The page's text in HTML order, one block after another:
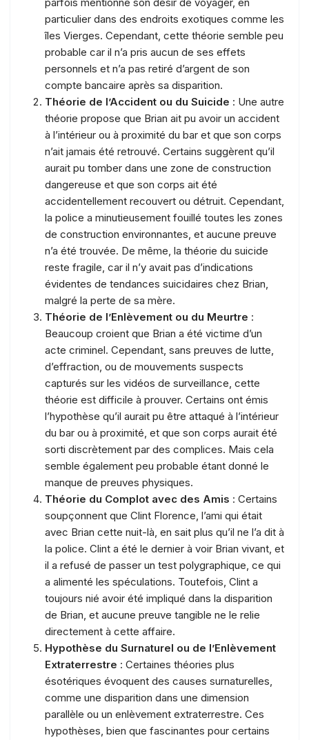
particulier dans des endroits exotiques comme les
îles Vierges. Cependant, cette théorie semble peu
probable car il n’a pris aucun de ses effets
personnels et n’a pas retiré d’argent de son
compte bancaire après sa disparition.
Théorie de l’Accident ou du Suicide : Une autre
théorie propose que Brian ait pu avoir un accident
à l’intérieur ou à proximité du bar et que son corps
n’ait jamais été retrouvé. Certains suggèrent qu’il
aurait pu tomber dans une zone de construction
dangereuse et que son corps ait été
accidentellement recouvert ou détruit. Cependant,
la police a minutieusement fouillé toutes les zones
de construction environnantes, et aucune preuve
n’a été trouvée. De même, la théorie du suicide
reste fragile, car il n’y avait pas d’indications
évidentes de tendances suicidaires chez Brian,
malgré la perte de sa mère.
Théorie de l’Enlèvement ou du Meurtre :
Beaucoup croient que Brian a été victime d’un
acte criminel. Cependant, sans preuves de lutte,
d’effraction, ou de mouvements suspects
capturés sur les vidéos de surveillance, cette
théorie est difficile à prouver. Certains ont émis
l’hypothèse qu’il aurait pu être attaqué à l’intérieur
du bar ou à proximité, et que son corps aurait été
sorti discrètement par des complices. Mais cela
semble également peu probable étant donné le
manque de preuves physiques.
Théorie du Complot avec des Amis : Certains
soupçonnent que Clint Florence, l’ami qui était
avec Brian cette nuit-là, en sait plus qu’il ne l’a dit à
la police. Clint a été le dernier à voir Brian vivant, et
il a refusé de passer un test polygraphique, ce qui
a alimenté les spéculations. Toutefois, Clint a
toujours nié avoir été impliqué dans la disparition
de Brian, et aucune preuve tangible ne le relie
directement à cette affaire.
Hypothèse du Surnaturel ou de l’Enlèvement
Extraterrestre : Certaines théories plus
ésotériques évoquent des causes surnaturelles,
comme une disparition dans une dimension
parallèle ou un enlèvement extraterrestre. Ces
hypothèses, bien que fascinantes pour certains